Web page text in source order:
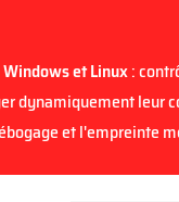
et Linux:
dynamiquement leur
et l'empreinte